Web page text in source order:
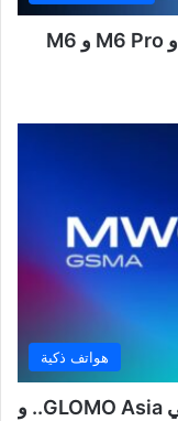
آبل تُغيّر خططها.. معالجات M7 تتقدم و M6 Pro و M6
هواتف ذكية
Honor Magic V6 يخطف جائزتين في GLOMO Asia.. و